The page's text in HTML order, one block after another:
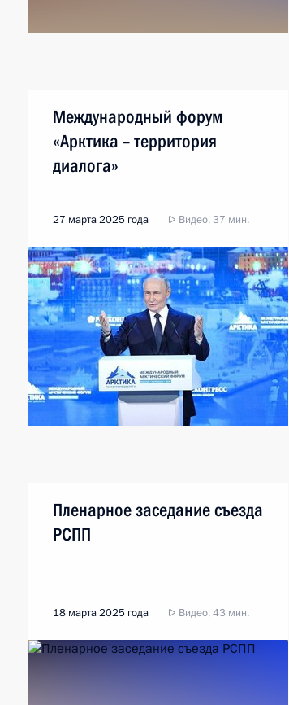
Международный форум
«Арктика – территория
диалога»
27 марта 2025 года Видео, 37 мин.
Пленарное заседание съезда
РСПП
18 марта 2025 года Видео, 43 мин.